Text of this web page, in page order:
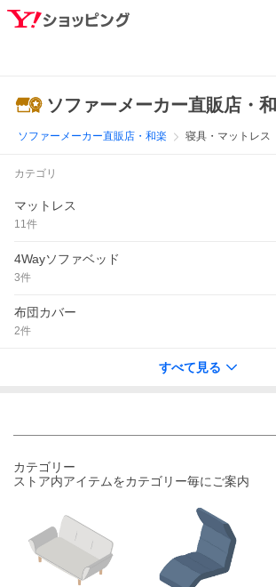
ソファーメーカー直販店・
ソファーメーカー直販店・和楽 寝具・マットレス
カテゴリ
マットレス
11件
4Wayソファベッド
3件
布団カバー
2件
すべて見る
カテゴリー
ストア内アイテムをカテゴリー毎にご案内